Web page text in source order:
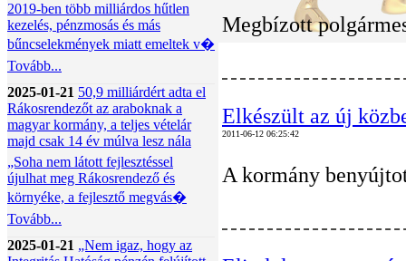
2019-ben több milliárdos hűtlen
kezelés, pénzmosás és más
bűncselekmények miatt emeltek v�
Tovább...
2025-01-21 50,9 milliárdért adta el
Rákosrendezőt az araboknak a
magyar kormány, a teljes vételár
majd csak 14 év múlva lesz nála
„Soha nem látott fejlesztéssel
újulhat meg Rákosrendező és
környéke, a fejlesztő megvás�
Tovább...
2025-01-21 „Nem igaz, hogy az
Megbízott
Elkészült az új
2011-06-12 06:25:42
A kormány